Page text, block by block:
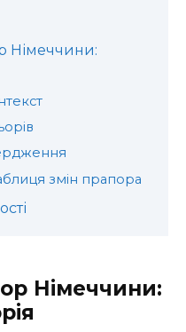
Німеччини:
змін прапора
Німеччини: